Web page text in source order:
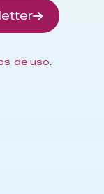
de uso